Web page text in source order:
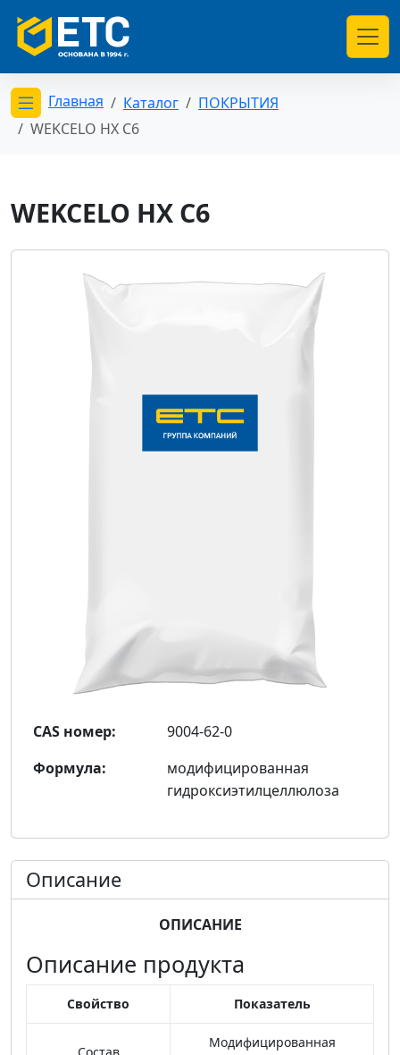
Открыть меню категорий
Главная Каталог
ПОКРЫТИЯ
WEKCELO НХ С6
WEKCELO НХ С6
CAS номер:
9004-62-0
Формула:
модифицированная
гидроксиэтилцеллюлоза
Описание
ОПИСАНИЕ
Описание продукта
Свойство Показатель
Модифицированная